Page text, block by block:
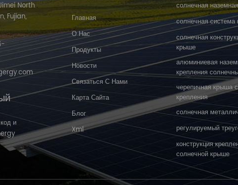
North
Fujian,
и
Главная
О Нас
Продукты
Новости
Связаться С Нами
Карта Сайта
Блог
Xml
солнечная
солнечная система
солнечная
крыше
алюминиевая
крепления
черепичная крыша
крепления
солнечная
регулируемый
конструкция
солнечной крыше